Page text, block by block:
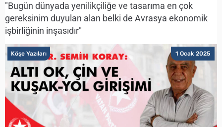
"Bugün dünyada yenilikçiliğe ve tasarıma en çok
gereksinim duyulan alan belki de Avrasya ekonomik
işbirliğinin inşasıdır"
1 Ocak 2025
Köşe Yazıları